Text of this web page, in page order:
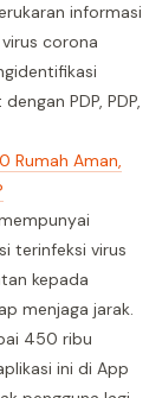
informasi
corona
PDP, PDP,
Rumah Aman,
terinfeksi virus
kepada
menjaga jarak.
450 ribu
ini di App